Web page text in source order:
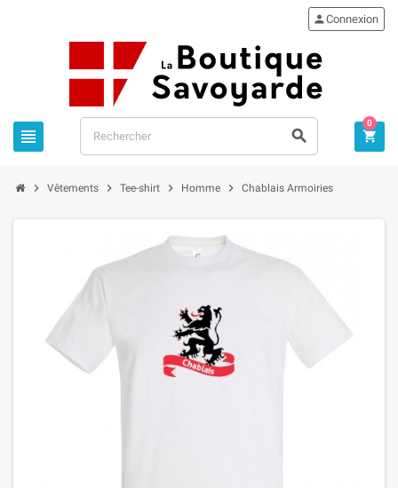
 
Connexion

0
 Vêtements  Tee-shirt  Homme  Chablais Armoiries